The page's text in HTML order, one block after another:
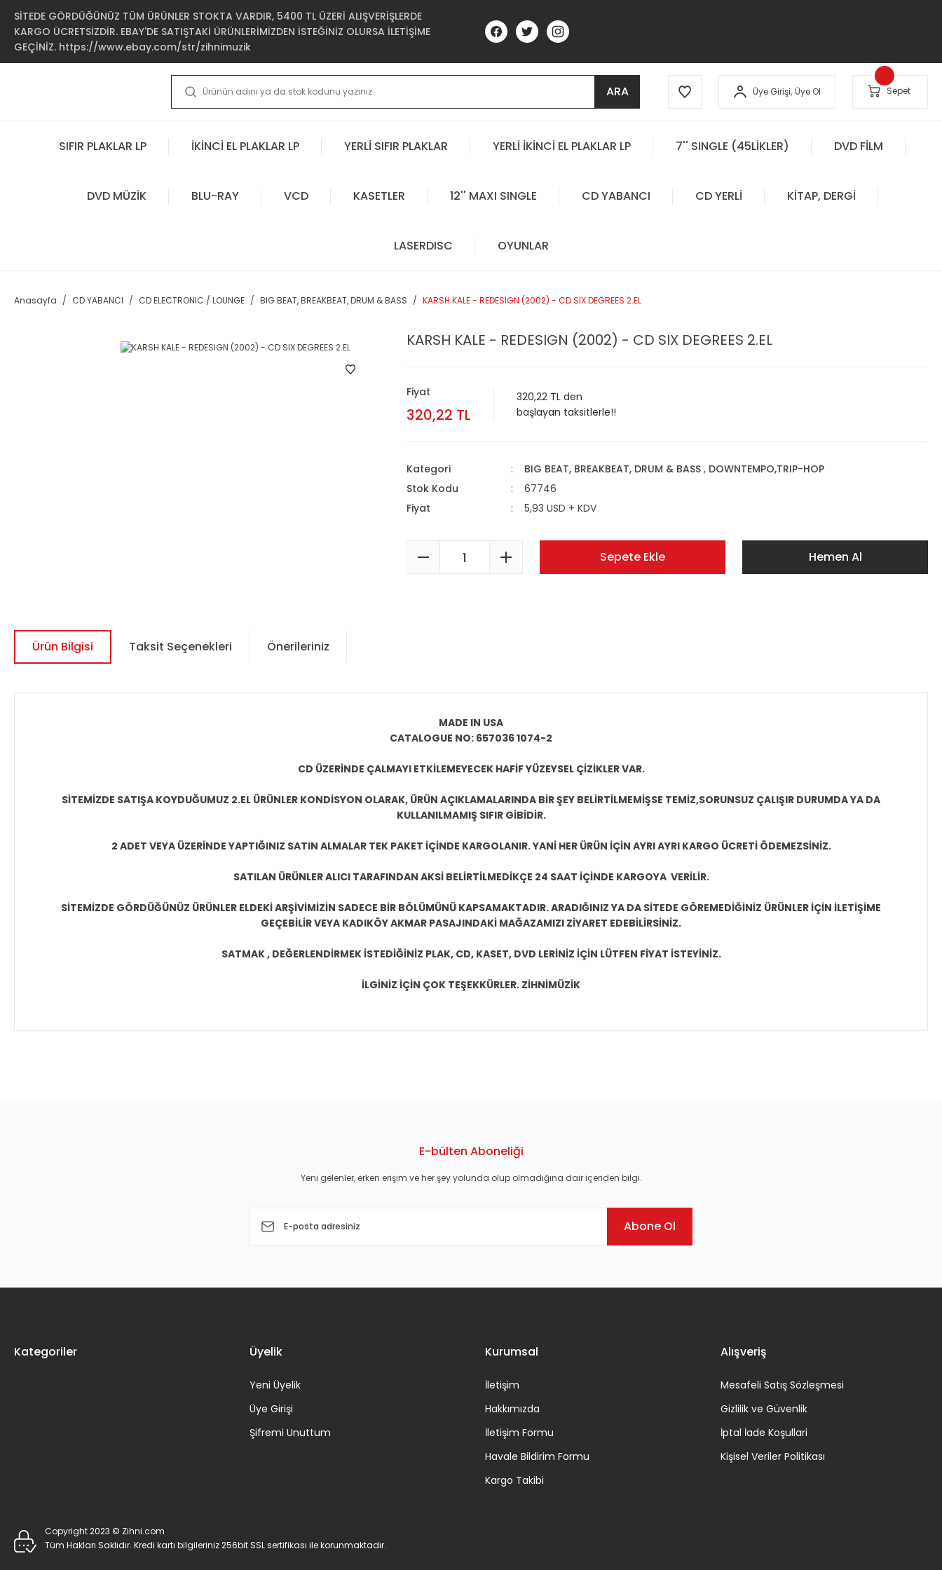
SİTEDE GÖRDÜĞÜNÜZ TÜM ÜRÜNLER STOKTA VARDIR, 5400 TL ÜZERİ ALIŞVERİŞLERDE
KARGO ÜCRETSİZDİR. EBAY'DE SATIŞTAKİ ÜRÜNLERİMİZDEN İSTEĞİNİZ OLURSA İLETİŞİME
GEÇİNİZ. https://www.ebay.com/str/zihnimuzik
ARA Üye Girişi, Üye Ol Sepet
SIFIR PLAKLAR LP İKİNCİ EL PLAKLAR LP YERLİ SIFIR PLAKLAR YERLİ İKİNCİ EL PLAKLAR LP 7'' SINGLE (45LİKLER) DVD FİLM
DVD MÜZİK BLU-RAY VCD KASETLER 12'' MAXI SINGLE CD YABANCI CD YERLİ KİTAP, DERGİ
LASERDISC OYUNLAR
Anasayfa CD YABANCI CD ELECTRONIC / LOUNGE BIG BEAT, BREAKBEAT, DRUM & BASS KARSH KALE - REDESIGN (2002) - CD SIX DEGREES 2.EL
KARSH KALE - REDESIGN (2002) - CD SIX DEGREES 2.EL
Fiyat
320,22 TL
320,22 TL den
başlayan taksitlerle!!
Kategori BIG BEAT, BREAKBEAT, DRUM & BASS , DOWNTEMPO,TRIP-HOP
Stok Kodu
67746
Fiyat
5,93 USD + KDV
Sepete Ekle Hemen Al
Ürün Bilgisi Taksit Seçenekleri Önerileriniz
MADE IN USA
CATALOGUE NO: 657036 1074-2
CD ÜZERİNDE ÇALMAYI ETKİLEMEYECEK HAFİF YÜZEYSEL ÇİZİKLER VAR.
SİTEMİZDE SATIŞA KOYDUĞUMUZ 2.EL ÜRÜNLER KONDİSYON OLARAK, ÜRÜN AÇIKLAMALARINDA BİR ŞEY BELİRTİLMEMİŞSE TEMİZ,SORUNSUZ ÇALIŞIR DURUMDA YA DA
KULLANILMAMIŞ SIFIR GİBİDİR.
2 ADET VEYA ÜZERİNDE YAPTIĞINIZ SATIN ALMALAR TEK PAKET İÇİNDE KARGOLANIR. YANİ HER ÜRÜN İÇİN AYRI AYRI KARGO ÜCRETİ ÖDEMEZSİNİZ.
SATILAN ÜRÜNLER ALICI TARAFINDAN AKSİ BELİRTİLMEDİKÇE 24 SAAT İÇİNDE KARGOYA VERİLİR.
SİTEMİZDE GÖRDÜĞÜNÜZ ÜRÜNLER ELDEKİ ARŞİVİMİZİN SADECE BİR BÖLÜMÜNÜ KAPSAMAKTADIR. ARADIĞINIZ YA DA SİTEDE GÖREMEDİĞİNİZ ÜRÜNLER İÇİN İLETİŞİME
GEÇEBİLİR VEYA KADIKÖY AKMAR PASAJINDAKİ MAĞAZAMIZI ZİYARET EDEBİLİRSİNİZ.
SATMAK , DEĞERLENDİRMEK İSTEDİĞİNİZ PLAK, CD, KASET, DVD LERİNİZ İÇİN LÜTFEN FİYAT İSTEYİNİZ.
İLGİNİZ İÇİN ÇOK TEŞEKKÜRLER. ZİHNİMÜZİK
E-bülten Aboneliği
Yeni gelenler, erken erişim ve her şey yolunda olup olmadığına dair içeriden bilgi.
Abone Ol
Kategoriler Üyelik
Yeni Üyelik
Üye Girişi
Şifremi Unuttum
Kurumsal
İletişim
Hakkımızda
İletişim Formu
Havale Bildirim Formu
Kargo Takibi
Alışveriş
Mesafeli Satış Sözleşmesi
Gizlilik ve Güvenlik
İptal İade Koşullari
Kişisel Veriler Politikası
Copyright 2023 © Zihni.com
Tüm Hakları Saklıdır. Kredi kartı bilgileriniz 256bit SSL sertifikası ile korunmaktadır.